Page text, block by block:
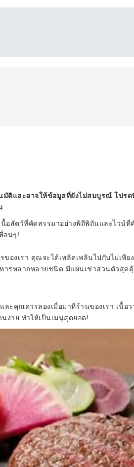
ติและอาจให้ข้อมูลที่ยังไม่สมบูรณ์ โปร
อสัตว์ที่คัดสรรมาอย่างพิถีพิถันและไวน์ที่
อนๆ!
องเรา คุณจะได้เพลิดเพลินไปกับไม่เพี
ารหลากหลายชนิด มีแผนเช่าส่วนตัวสุด
ะคุณควรลองเมื่อมาที่ร้านของเรา เนื้อ
ง่าย ทำให้เป็นเมนูสุดยอด!